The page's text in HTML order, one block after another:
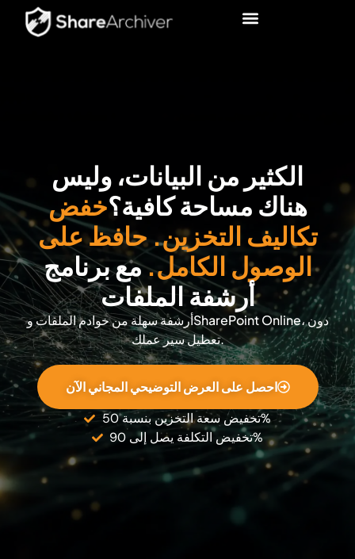
الكثير من البيانات، وليس
هناك مساحة كافية؟خفض
تكاليف التخزين. حافظ على
الوصول الكامل.مع برنامج
أرشفة الملفات
أرشفة سهلة من خوادم الملفات وSharePoint Online، دون
تعطيل سير عملك.
احصل على العرض التوضيحي المجاني الآن
تخفيض سعة التخزين بنسبة 50%
تخفيض التكلفة يصل إلى 90%